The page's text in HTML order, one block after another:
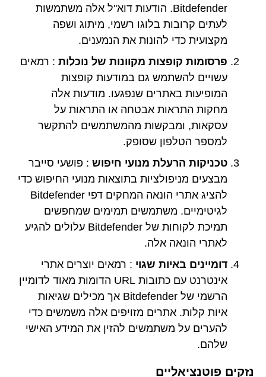
Bitdefender. הודעות דוא"ל אלה משתמשות
לעתים קרובות בלוגו רשמי, מיתוג ושפה
מקצועית כדי להונות את הנמענים.
פרסומות קופצות מקוונות של נוכלות : רמאים
עשויים להשתמש גם במודעות קופצות
המופיעות באתרים שנפגעו. מודעות אלה
מחקות התראות אבטחה או התראות על
עסקאות, ומבקשות מהמשתמשים להתקשר
למספר הטלפון שסופק.
טכניקות הרעלת מנועי חיפוש : פושעי סייבר
מבצעים מניפולציות בתוצאות מנועי החיפוש כדי
להציג אתרי הונאה המחקים דפי Bitdefender
לגיטימיים. משתמשים תמימים שמחפשים
תמיכת לקוחות של Bitdefender עלולים להגיע
לאתרי הונאה אלה.
דומיינים באיות שגוי : רמאים יוצרים אתרי
אינטרנט עם כתובות URL הדומות מאוד לדומיין
הרשמי של Bitdefender אך מכילים שגיאות
איות קלות. אתרים מזויפים אלה משמשים כדי
להערים על משתמשים להזין את המידע האישי
שלהם.
נזקים פוטנציאליים